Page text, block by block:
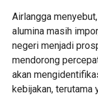
Airlangga
alumina masih
negeri menjadi
mendorong
akan
kebijakan,